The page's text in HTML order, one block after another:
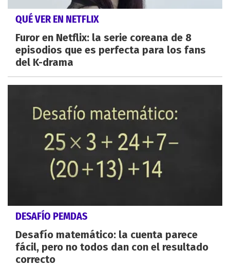
QUÉ VER EN NETFLIX
Furor en Netflix: la serie coreana de 8
episodios que es perfecta para los fans
del K-drama
DESAFÍO PEMDAS
Desafío matemático: la cuenta parece
fácil, pero no todos dan con el resultado
correcto